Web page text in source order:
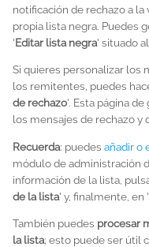
notificación de rechazo a
propia lista negra. Puedes
'Editar lista negra' situado
Si quieres personalizar los
los remitentes, puedes
de rechazo'. Esta página
los mensajes de rechazo y
Recuerda: puedes añadir o
módulo de administración
información de la lista,
de la lista' y, finalmente, en '
También puedes procesar
la lista; esto puede ser útil